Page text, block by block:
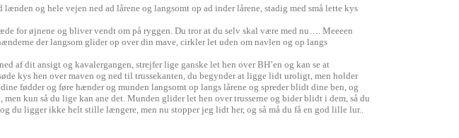
og hele vejen ned ad lårene og langsomt op ad inder lårene, stadig med små lette kys
for øjnene og bliver vendt om på ryggen. Du tror at du selv skal være med nu…. Meeeen
der langsom glider op over din mave, cirkler let uden om navlen og op langs
af dit ansigt og kavalergangen, strejfer lige ganske let hen over BH’en og kan se at
kys hen over maven og ned til trussekanten, du begynder at ligge lidt uroligt, men holder
fødder og føre hænder og munden langsomt op langs lårene og spreder blidt dine ben, og
kun så du lige kan ane det. Munden glider let hen over trusserne og bider blidt i dem, så du
du ligger ikke helt stille længere, men nu stopper jeg lidt her, og så må du få en god lille lur..